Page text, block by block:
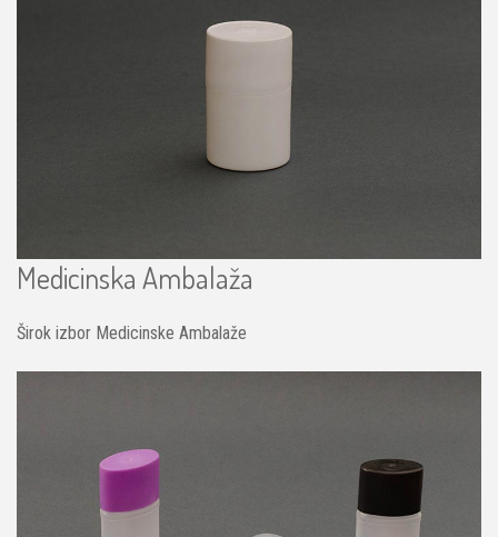
Medicinska Ambalaža
Širok izbor Medicinske Ambalaže